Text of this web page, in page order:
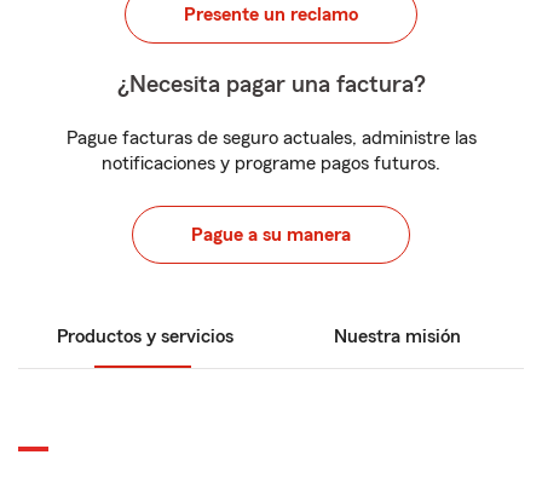
Presente un reclamo
¿Necesita pagar una factura?
Pague facturas de seguro actuales, administre las
notificaciones y programe pagos futuros.
Pague a su manera
Productos y servicios Nuestra misión